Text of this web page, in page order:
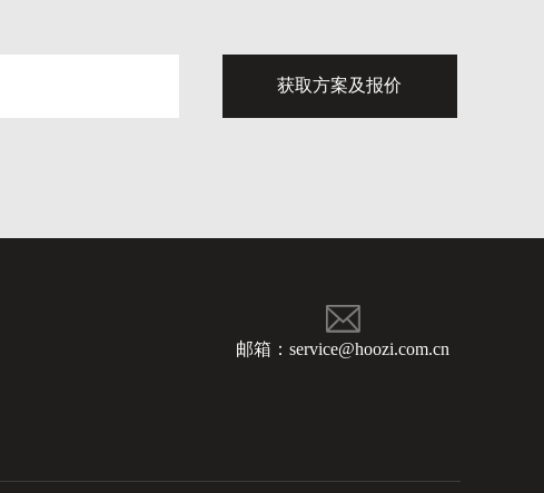
邮箱：service@hoozi.com.cn